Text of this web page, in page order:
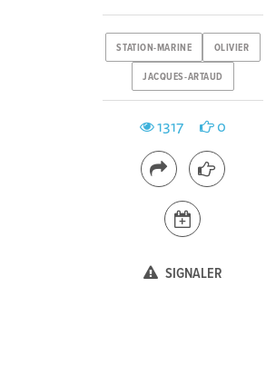
STATION-MARINE OLIVIER
JACQUES-ARTAUD
1317 0
SIGNALER